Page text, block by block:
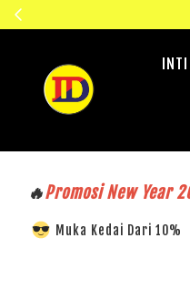
🔥Promosi New Year
Muka Kedai Dari 10%